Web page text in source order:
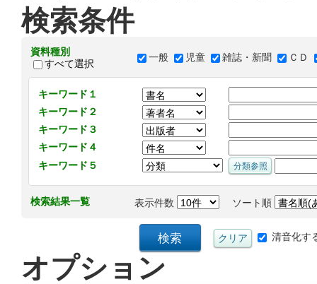
検索条件
資料種別
すべて選択
一般 児童 雑誌・新聞 ＣＤ
キーワード１
キーワード２
キーワード３
キーワード４
キーワード５
検索結果一覧 表示件数 ソート順
清音化す
オプション